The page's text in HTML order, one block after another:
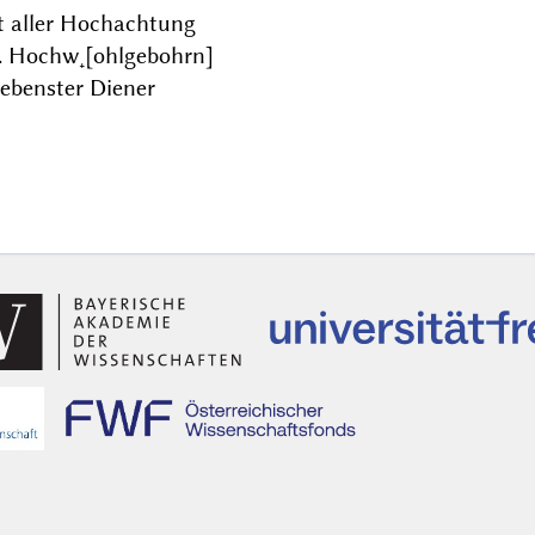
aller Hochachtung
Hochw˖[ohlgebohrn]
Diener